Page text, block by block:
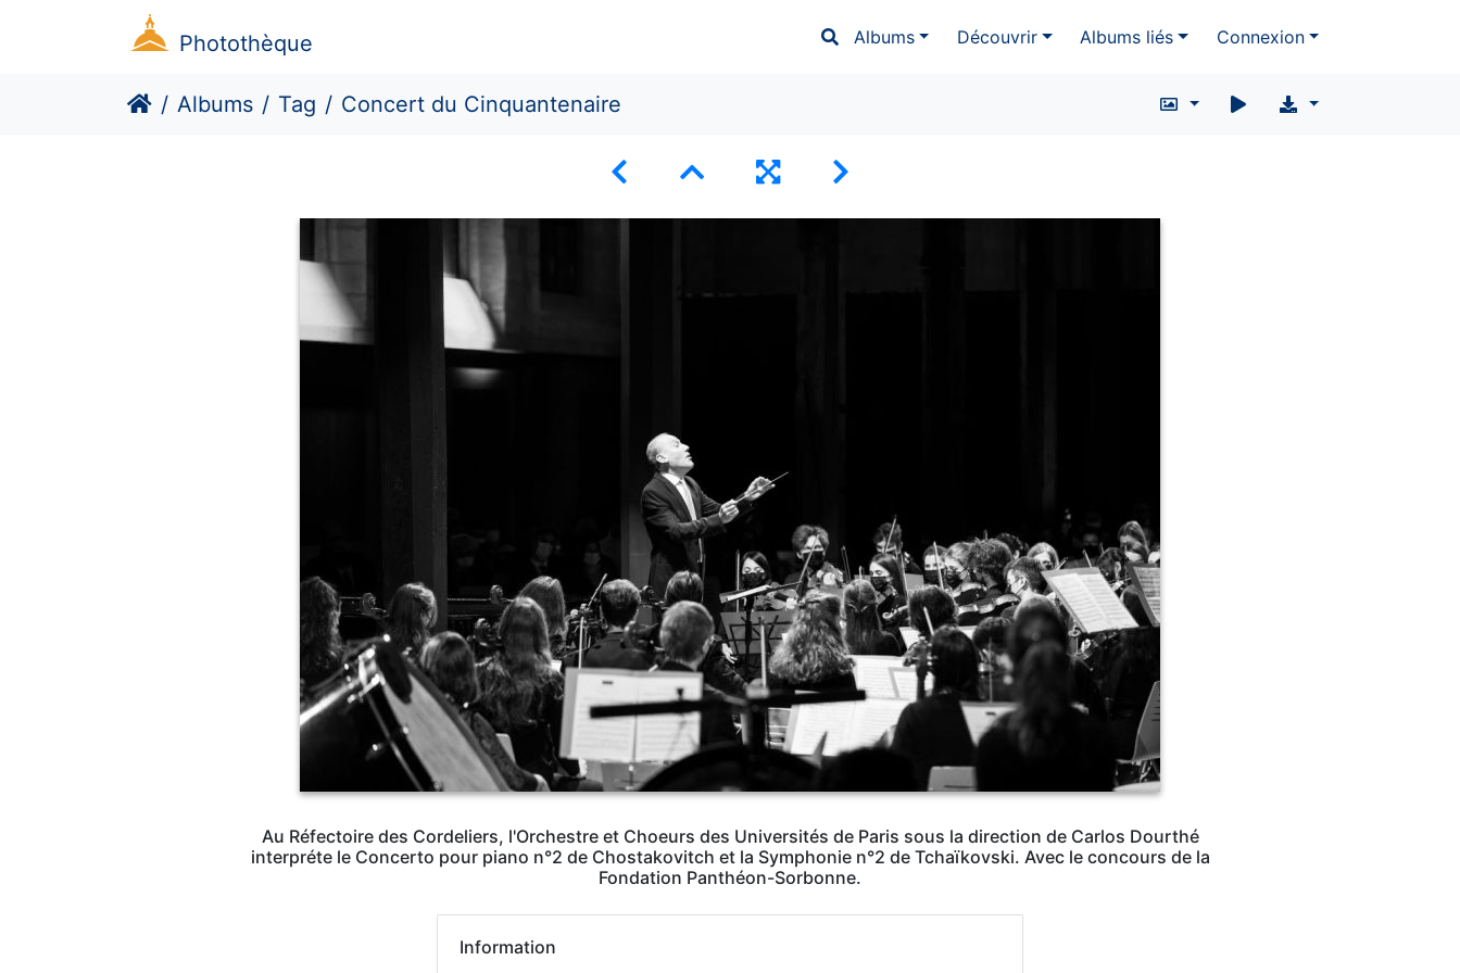
Photothèque Albums Découvrir Albums liés Connexion
Albums Tag Concert du Cinquantenaire
Au Réfectoire des Cordeliers, l'Orchestre et Choeurs des Universités de Paris sous la direction de Carlos Dourthé
interpréte le Concerto pour piano n°2 de Chostakovitch et la Symphonie n°2 de Tchaïkovski. Avec le concours de la
Fondation Panthéon-Sorbonne.
Information